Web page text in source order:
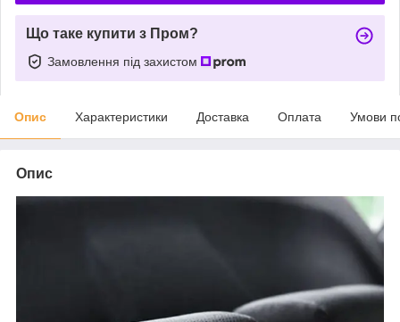
Що таке купити з Пром?
Замовлення під захистом
Опис Характеристики Доставка Оплата Умови
Опис